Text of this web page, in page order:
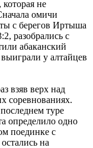
не
омичи
с берегов Иртыша
разобрались с
абаканский
у алтайцев
взяв верх над
соревнованиях.
туре
определило одно
поединке с
на